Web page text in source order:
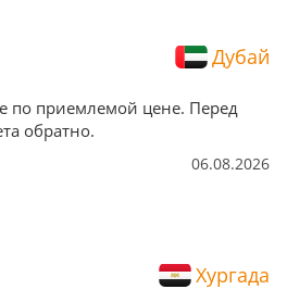
Дубай
по приемлемой цене. Перед
обратно.
06.08.2026
Хургада